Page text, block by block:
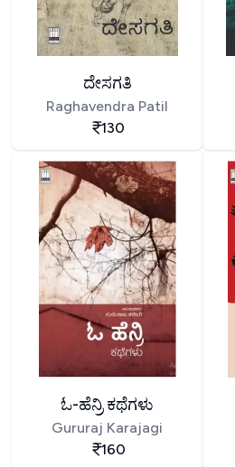
ದೇಸಗತಿ
Raghavendra Patil
130
ಓ-ಹೆನ್ರಿ ಕಥೆಗಳು
Gururaj Karajagi
160